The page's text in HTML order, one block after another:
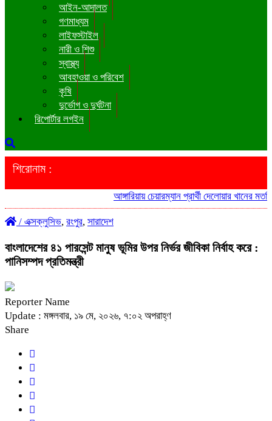
আইন-আদালত
গণমাধ্যম
লাইফস্টাইল
নারী ও শিশু
স্বাস্থ্য
আবহাওয়া ও পরিবেশ
কৃষি
দুর্ভোগ ও দুর্ঘটনা
রিপোর্টার লগইন
শিরোনাম :
আঙ্গারিয়ায় চেয়ারম্যান প্রার্থী দেলোয়ার খানের মতবিনিময়
/ এক্সক্লুসিভ, রংপুর, সারাদেশ
বাংলাদেশের ৪১ পারসেন্ট মানুষ ভূমির উপর নির্ভর জীবিকা নির্বাহ করে :
পানিসম্পদ প্রতিমন্ত্রী
Reporter Name
Update : মঙ্গলবার, ১৯ মে, ২০২৬, ৭:০২ অপরাহ্ণ
Share